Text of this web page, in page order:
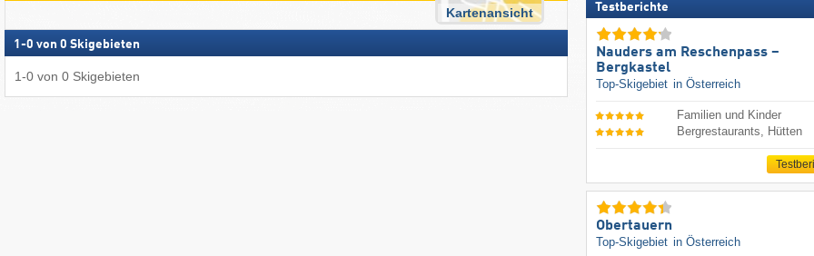
Kartenansicht
1 -0 von 0 Skigebieten
1-0 von 0 Skigebieten
Testberichte
Nauders am Reschenpass –
Bergkastel
Top-Skigebiet in Österreich
Familien und Kinder
Bergrestaurants, Hütten
Obertauern
Top-Skigebiet in Österreich